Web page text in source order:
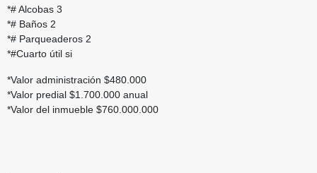
*# Alcobas 3
*# Baños 2
*# Parqueaderos 2
*#Cuarto útil si
*Valor administración $480.000
*Valor predial $1.700.000 anual
*Valor del inmueble $760.000.000